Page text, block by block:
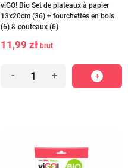
viGO! Bio Set de plateaux à papier
13x20cm (36) + fourchettes en bois
(6) & couteaux (6)
11,99 zł brut
- +